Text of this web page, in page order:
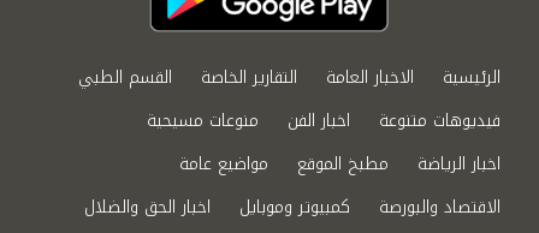
الرئيسية الاخبار العامة التقارير الخاصة
القسم الطبي
فيديوهات متنوعة
اخبار الفن
منوعات مسيحية
اخبار الرياضة
مطبخ الموقع
مواضيع عامة
الاقتصاد والبورصة
كمبيوتر وموبايل
اخبار الحق والضلال